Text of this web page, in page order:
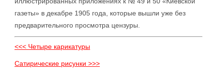
газеты» в декабре 1905 года, которые вышли уже без
предварительного просмотра цензуры.
<<< Четыре карикатуры
Сатирические рисунки >>>